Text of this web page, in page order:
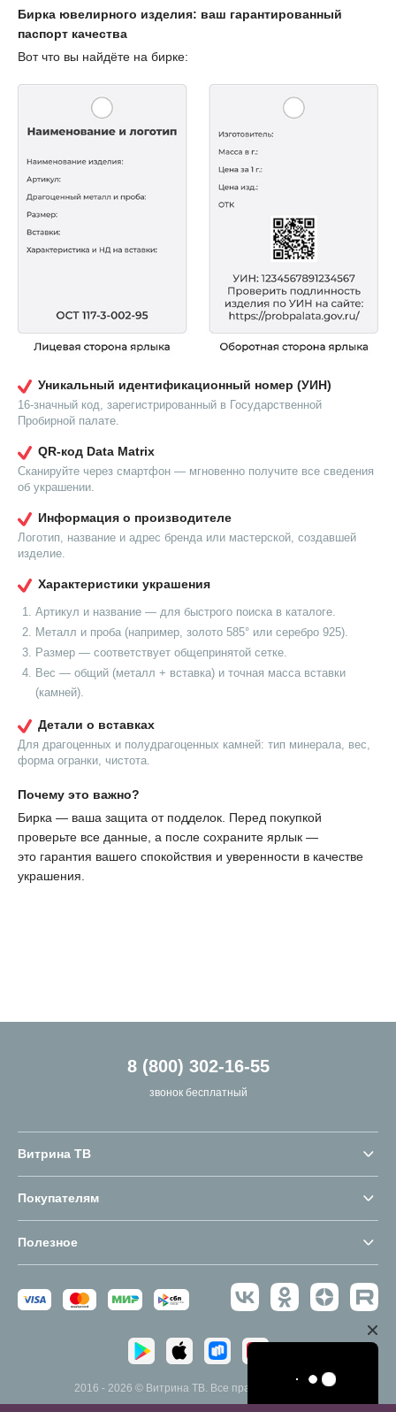
Бирка ювелирного изделия: ваш гарантированный
паспорт качества
Вот что вы найдёте на бирке:
Уникальный идентификационный номер (УИН)
16-значный код, зарегистрированный в Государственной
Пробирной палате.
QR-код Data Matrix
Сканируйте через смартфон — мгновенно получите все сведения
об украшении.
Информация о производителе
Логотип, название и адрес бренда или мастерской, создавшей
изделие.
Характеристики украшения
Артикул и название — для быстрого поиска в каталоге.
Металл и проба (например, золото 585° или серебро 925).
Размер — соответствует общепринятой сетке.
Вес — общий (металл + вставка) и точная масса вставки
(камней).
Детали о вставках
Для драгоценных и полудрагоценных камней: тип минерала, вес,
форма огранки, чистота.
Почему это важно?
Бирка — ваша защита от подделок. Перед покупкой
проверьте все данные, а после сохраните ярлык —
это гарантия вашего спокойствия и уверенности в качестве
украшения.
8 (800) 302-16-55
звонок бесплатный
Витрина ТВ
Покупателям
Полезное
2016 - 2026 © Витрина ТВ. Все права защищены.